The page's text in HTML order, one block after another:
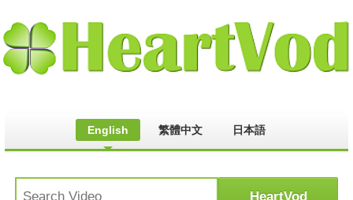
English 繁體中文 日本語